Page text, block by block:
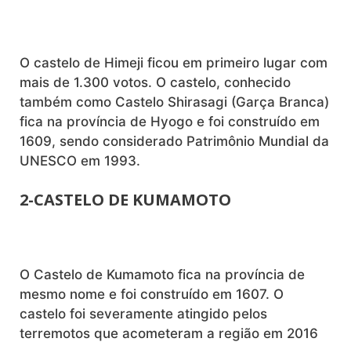
O castelo de Himeji ficou em primeiro lugar com
mais de 1.300 votos. O castelo, conhecido
também como Castelo Shirasagi (Garça Branca)
fica na província de Hyogo e foi construído em
1609, sendo considerado Patrimônio Mundial da
UNESCO em 1993.
2-CASTELO DE KUMAMOTO
O Castelo de Kumamoto fica na província de
mesmo nome e foi construído em 1607. O
castelo foi severamente atingido pelos
terremotos que acometeram a região em 2016